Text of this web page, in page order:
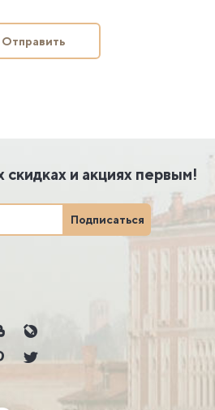
Отправить
скидках и акциях первым!
Подписаться